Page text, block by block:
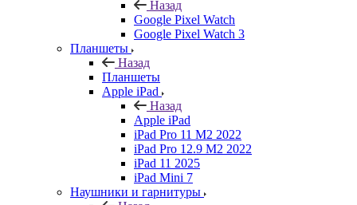
Назад
Google Pixel Watch
Google Pixel Watch 3
Планшеты
Назад
Планшеты
Apple iPad
Назад
Apple iPad
iPad Pro 11 M2 2022
iPad Pro 12.9 M2 2022
iPad 11 2025
iPad Mini 7
Наушники и гарнитуры